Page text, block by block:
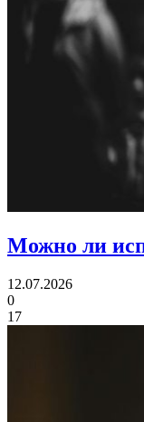
Можно ли
12.07.2026
0
17